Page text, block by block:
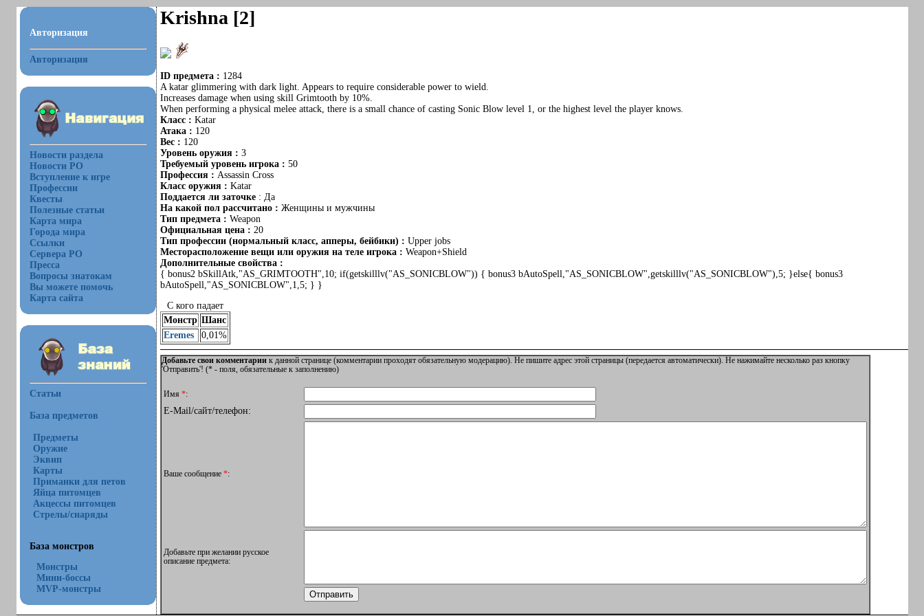
Авторизация
Авторизация
Новости раздела
Новости РО
Вступление к игре
Профессии
Квесты
Полезные статьи
Карта мира
Города мира
Ссылки
Сервера РО
Пресса
Вопросы знатокам
Вы можете помочь
Карта сайта
Статьи
База предметов
Предметы
Оружие
Эквип
Карты
Приманки для петов
Яйца питомцев
Акцессы питомцев
Стрелы/снаряды
База монстров
Монстры
Мини-боссы
MVP-монстры
Krishna [2]
ID предмета : 1284
A katar glimmering with dark light. Appears to require considerable power to wield.
Increases damage when using skill Grimtooth by 10%.
When performing a physical melee attack, there is a small chance of casting Sonic Blow level 1, or the highest level the player knows.
Класс : Katar
Атака : 120
Вес : 120
Уровень оружия : 3
Требуемый уровень игрока : 50
Профессия : Assassin Cross
Класс оружия : Katar
Поддается ли заточке : Да
На какой пол рассчитано : Женщины и мужчины
Тип предмета : Weapon
Официальная цена : 20
Тип профессии (нормальный класс, апперы, бейбики) : Upper jobs
Месторасположение вещи или оружия на теле игрока : Weapon+Shield
Дополнительные свойства :
{ bonus2 bSkillAtk,"AS_GRIMTOOTH",10; if(getskilllv("AS_SONICBLOW")) { bonus3 bAutoSpell,"AS_SONICBLOW",getskilllv("AS_SONICBLOW"),5; }else{ bonus3
bAutoSpell,"AS_SONICBLOW",1,5; } }
С кого падает
Монстр Шанс
Eremes
0,01%
Добавьте свои комментариик данной странице (комментарии проходят обязательную модерацию). Не пишите адрес этой страницы (передается автоматически). Не нажимайте несколько раз кнопку
'Отправить'! (*- поля, обязательные к заполнению)
Имя *:
E-Mail/сайт/телефон:
Ваше сообщение *:
Добавьте при желании русское
описание предмета: